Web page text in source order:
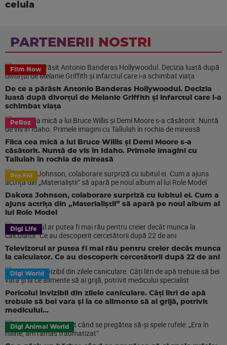
celula
PARTENERII NOSTRI
Film Now
De ce a părăsit Antonio Banderas Hollywoodul. Decizia
luată după divorțul de Melanie Griffith și infarctul care i-a
schimbat viața
PeRoz
Fiica cea mică a lui Bruce Willis și Demi Moore s-a
căsătorit. Nuntă de vis în Idaho. Primele imagini cu
Tallulah în rochia de mireasă
Pro FM
Dakota Johnson, colaborare surpriză cu iubitul ei. Cum a
ajuns actrița din „Materialiștii” să apară pe noul album al
lui Role Model
Digi Life
Televizorul ar putea fi mai rău pentru creier decât munca
la calculator. Ce au descoperit cercetătorii după 22 de ani
Digi World
Pericolul invizibil din zilele caniculare. Câți litri de apă
trebuie să bei vara și la ce alimente să ai grijă, potrivit
medicului...
Digi Animal World